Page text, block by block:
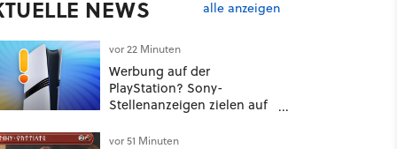
NEWS alle anzeigen
vor 22 Minuten
Werbung auf der
PlayStation? Sony-
Stellenanzeigen zielen auf
Mobilfunk
vor 51 Minuten